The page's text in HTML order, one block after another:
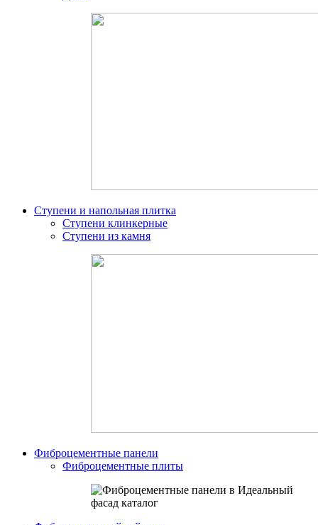
Ступени и напольная плитка
Ступени клинкерные
Ступени из камня
Фиброцементные панели
Фиброцементные плиты